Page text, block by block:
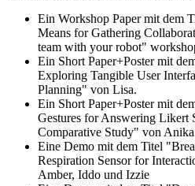
Ein Workshop Paper mit dem
Means for Gathering
team with your robot"
Ein Short Paper+Poster mit
Exploring Tangible User
Planning" von Lisa.
Ein Short Paper+Poster mit
Gestures for Answering Likert
Comparative Study" von
Eine Demo mit dem Titel
Respiration Sensor for
Amber, Iddo und Izzie